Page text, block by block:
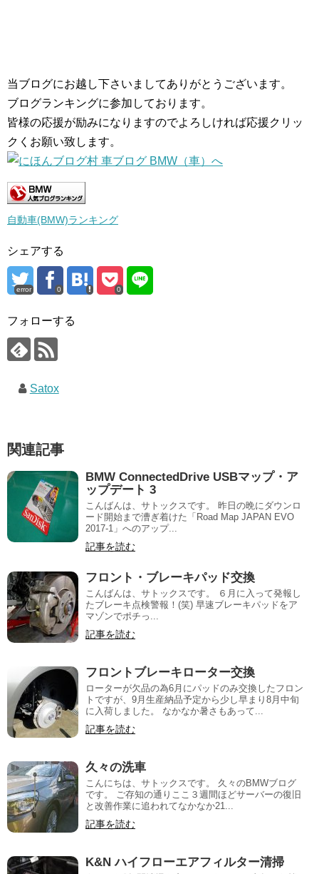
当ブログにお越し下さいましてありがとうございます。
ブログランキングに参加しております。
皆様の応援が励みになりますのでよろしければ応援クリッ
クくお願い致します。
自動車(BMW)ランキング
シェアする
error 0 0
フォローする
Satox
関連記事
BMW ConnectedDrive USBマップ・ア
ップデート 3
こんばんは、サトックスです。 昨日の晩にダウンロ
ード開始まで漕ぎ着けた「Road Map JAPAN EVO
2017-1」へのアップ...
記事を読む
フロント・ブレーキパッド交換
こんばんは、サトックスです。 ６月に入って発報し
たブレーキ点検警報！(笑) 早速ブレーキパッドをア
マゾンでポチっ...
記事を読む
フロントブレーキローター交換
ローターが欠品の為6月にパッドのみ交換したフロン
トですが、9月生産納品予定から少し早まり8月中旬
に入荷しました。 なかなか暑さもあって...
記事を読む
久々の洗車
こんにちは、サトックスです。 久々のBMWブログ
です。 ご存知の通りここ３週間ほどサーバーの復旧
と改善作業に追われてなかなか21...
記事を読む
K&N ハイフローエアフィルター清掃